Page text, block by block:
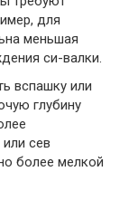
для
меньшая
си-валки.
вспашку или
глубину
сев
более мелкой